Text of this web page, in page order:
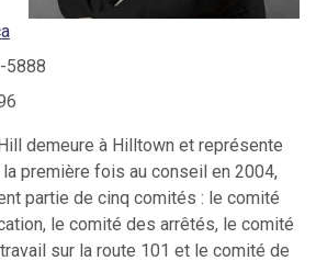
5888
demeure à Hilltown et représente
la première fois au conseil en 2004,
partie de cinq comités : le comité
le comité des arrêtés, le comité
sur la route 101 et le comité de